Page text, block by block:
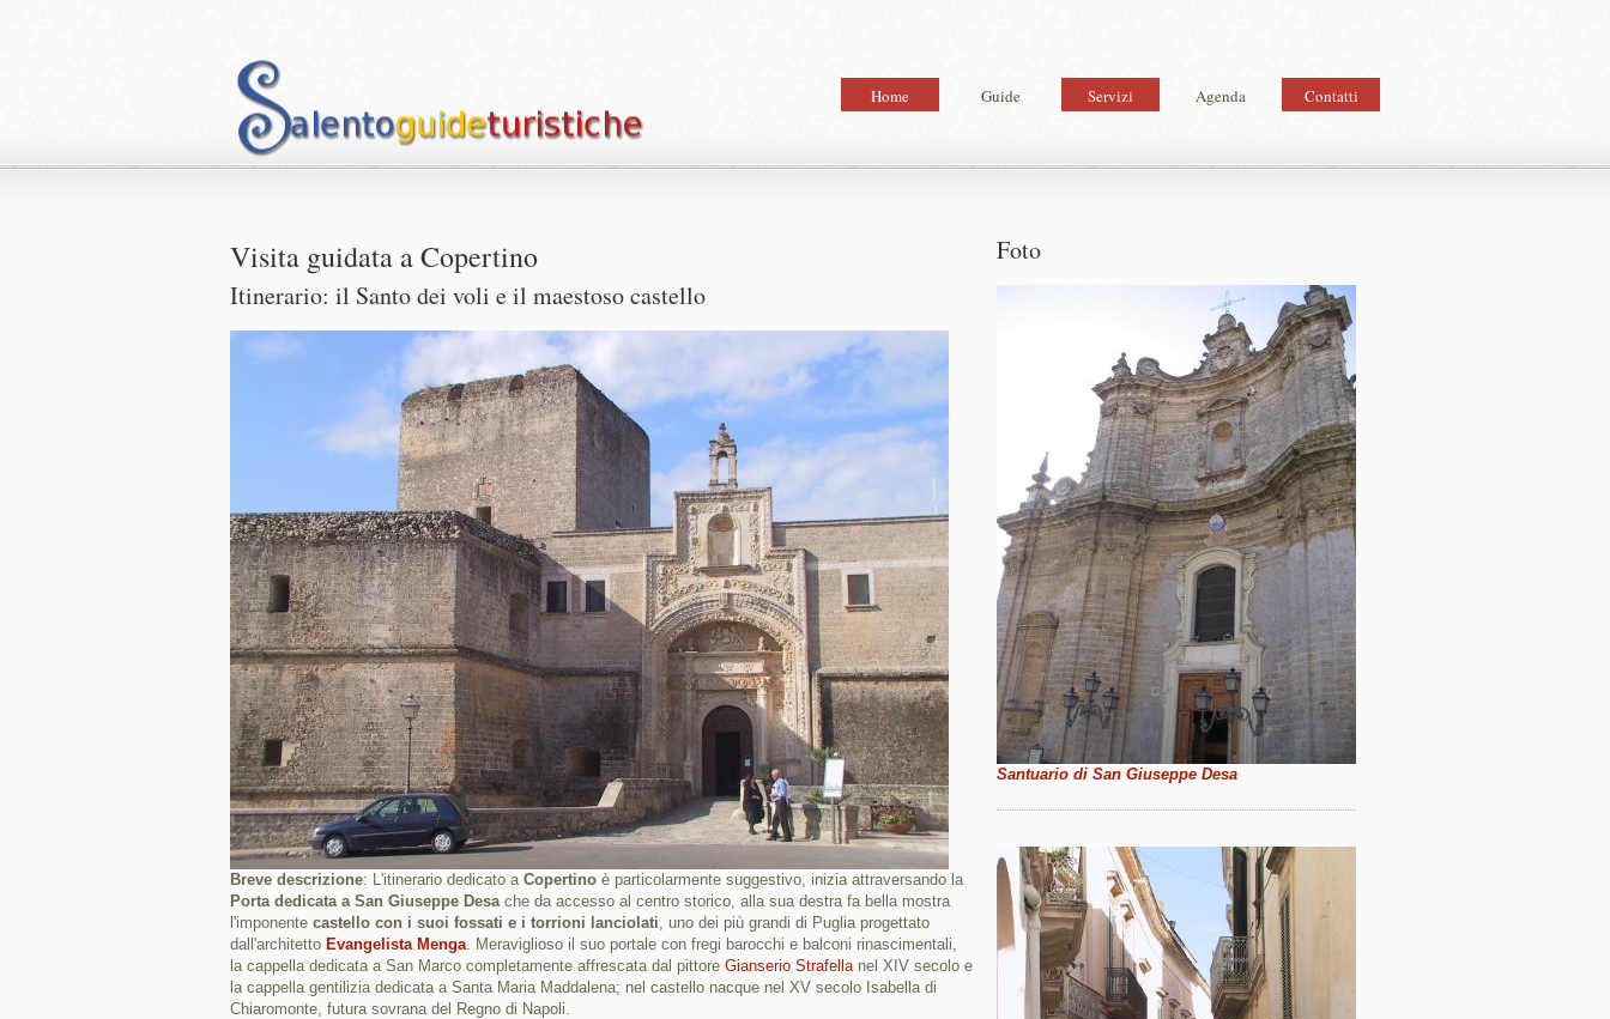
Home Guide Servizi Agenda Contatti
Visita guidata a Copertino
Itinerario: il Santo dei voli e il maestoso castello
Breve descrizione: L'itinerario dedicato a Copertino è particolarmente suggestivo, inizia attraversando la
Porta dedicata a San Giuseppe Desache da accesso al centro storico, alla sua destra fa bella mostra
l'imponente castello con i suoi fossati e i torrioni lanciolati, uno dei più grandi di Puglia progettato
dall'architetto Evangelista Menga. Meraviglioso il suo portale con fregi barocchi e balconi rinascimentali,
la cappella dedicata a San Marco completamente affrescata dal pittore Gianserio Strafellanel XIV secolo e
la cappella gentilizia dedicata a Santa Maria Maddalena; nel castello nacque nel XV secolo Isabella di
Chiaromonte, futura sovrana del Regno di Napoli.
Foto
Santuario di San Giuseppe Desa